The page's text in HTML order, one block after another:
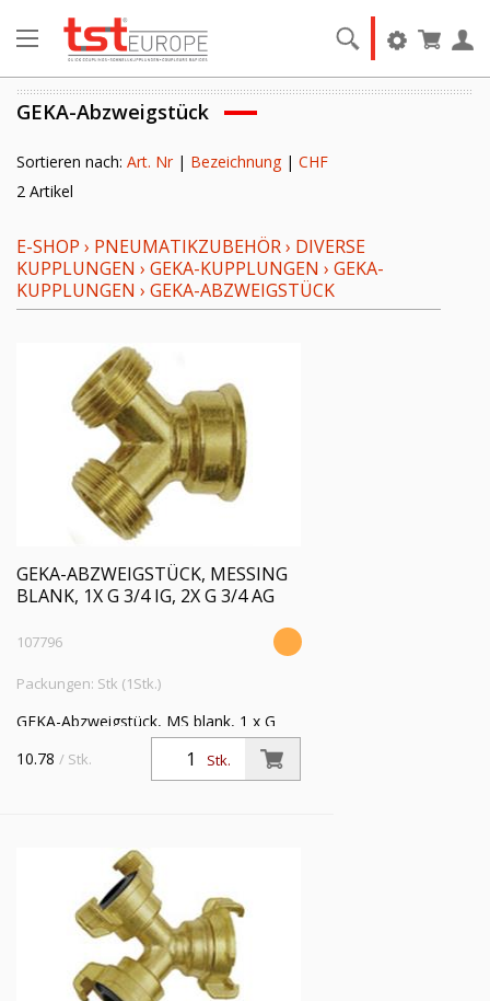
GEKA-Abzweigstück
Sortieren nach: Art. Nr| Bezeichnung| CHF
2 Artikel
E-SHOP › PNEUMATIKZUBEHÖR› DIVERSE
KUPPLUNGEN › GEKA-KUPPLUNGEN › GEKA-
KUPPLUNGEN › GEKA-ABZWEIGSTÜCK
GEKA-ABZWEIGSTÜCK, MESSING
BLANK, 1X G 3/4 IG, 2X G 3/4 AG
107796
Packungen: Stk (1Stk.)
GEKA-Abzweigstück, MS blank, 1 x G
3/4 IG, 2 x G 3/4 AG, Betriebsdruck max.
40 bar, Mediums-/Umgebungstemp. -10
Stk.
10.78 / Stk.